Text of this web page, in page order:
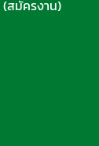
(สมัครงาน)